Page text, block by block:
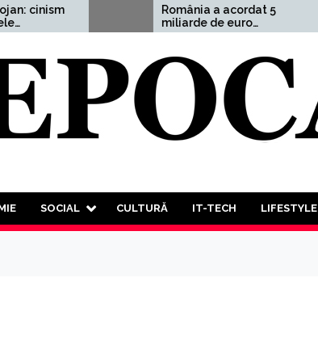
România a acordat 5
miliarde de euro
Ucrainei, adică 1,5% din
SOCIAL CULTURĂ IT-TECH LIFESTYLE